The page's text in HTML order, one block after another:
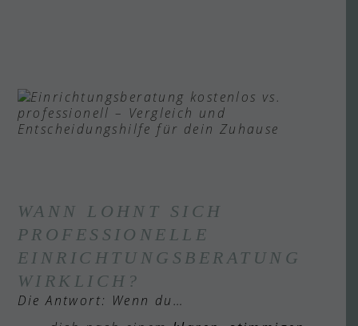
WANN LOHNT SICH
PROFESSIONELLE
EINRICHTUNGSBERATUNG
WIRKLICH?
Die Antwort: Wenn du…